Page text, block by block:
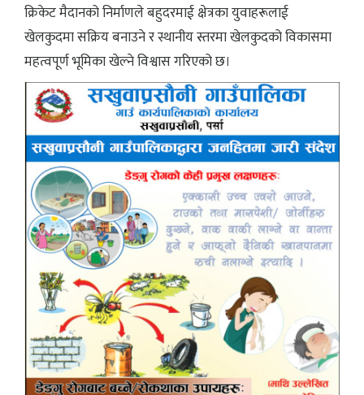
क्रिकेट मैदानको निर्माणले बहुदरमाई क्षेत्रका युवाहरूलाई
खेलकुदमा सक्रिय बनाउने र स्थानीय स्तरमा खेलकुदको विकासमा
महत्वपूर्ण भूमिका खेल्ने विश्वास गरिएको छ।